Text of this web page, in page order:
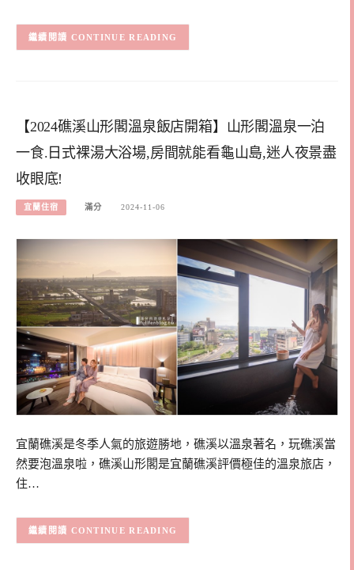
CONTINUE READING
【2024礁溪山形閣溫泉飯店開箱】山形閣溫泉一泊
一食.日式裸湯大浴場,房間就能看龜山島,迷人夜景盡
收眼底!
宜蘭住宿 滿分 2024-11-06
宜蘭礁溪是冬季人氣的旅遊勝地，礁溪以溫泉著名，玩礁溪當
然要泡溫泉啦，礁溪山形閣是宜蘭礁溪評價極佳的溫泉旅店，
住…
CONTINUE READING